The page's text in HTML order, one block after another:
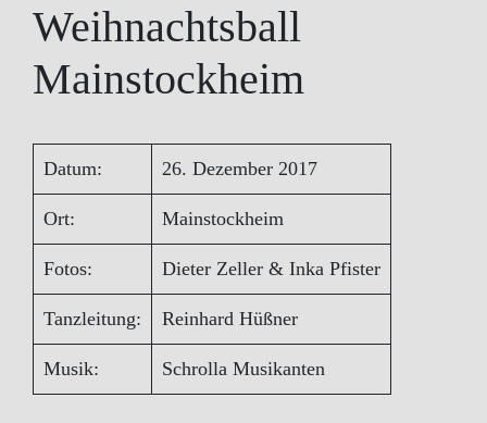
Weihnachtsball
Mainstockheim
Datum: 26. Dezember 2017
Ort: Mainstockheim
Fotos: Dieter Zeller & Inka Pfister
Tanzleitung: Reinhard Hüßner
Musik: Schrolla Musikanten